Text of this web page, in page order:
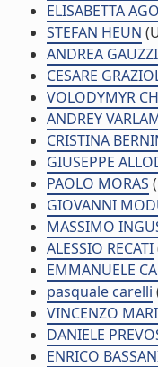
ELISABETTA
STEFAN HEUN
ANDREA GAUZZI
CESARE
VOLODYMYR
ANDREY
CRISTINA
GIUSEPPE
PAOLO MORAS
GIOVANNI
MASSIMO
ALESSIO RECATI
EMMANUELE
pasquale carelli
VINCENZO
DANIELE
ENRICO